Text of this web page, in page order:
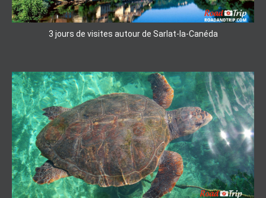
3 jours de visites autour de Sarlat-la-Canéda